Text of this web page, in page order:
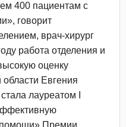
400 пациентам с
говорит
врач-хирург
работа отделения и
оценку
Евгения
лауреатом I